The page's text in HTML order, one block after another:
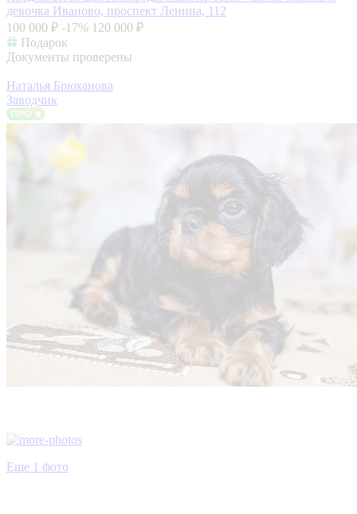
девочка Иваново, проспект Ленина, 112
100 000 ₽ -17% 120 000 ₽
Подарок
Документы проверены
Наталья Брюханова
Заводчик
Еще 1 фото